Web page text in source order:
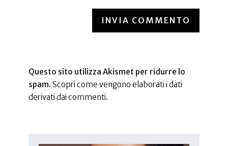
INVIA COMMENTO
Questo sito utilizza Akismet per ridurre lo
spam. Scopri come vengono elaborati i dati
derivati dai commenti.